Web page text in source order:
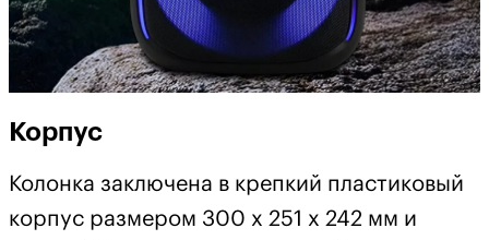
Корпус
Колонка заключена в крепкий пластиковый
корпус размером 300 х 251 х 242 мм и